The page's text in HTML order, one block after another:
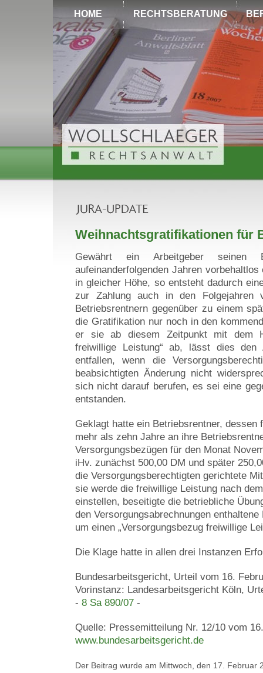
HOME RECHTSBERATUNG
Weihnachtsgratifikationen für
Gewährt ein Arbeitgeber seinen
aufeinanderfolgenden Jahren
in gleicher Höhe, so entsteht dadurch
zur Zahlung auch in den Folgejahren
Betriebsrentnern gegenüber zu einem
die Gratifikation nur noch in den
er sie ab diesem Zeitpunkt mit dem
freiwillige Leistung“ ab, lässt dies den
entfallen, wenn die
beabsichtigten Änderung nicht
sich nicht darauf berufen, es sei eine
entstanden.
Geklagt hatte ein Betriebsrentner, dessen
mehr als zehn Jahre an ihre
Versorgungsbezügen für den Monat
iHv. zunächst 500,00 DM und später
die Versorgungsberechtigten gerichtete
sie werde die freiwillige Leistung nach
einstellen, beseitigte die betriebliche
den Versorgungsabrechnungen
um einen „Versorgungsbezug freiwillige
Die Klage hatte in allen drei Instanzen
Bundesarbeitsgericht, Urteil vom 16.
Vorinstanz: Landesarbeitsgericht Köln,
- 8 Sa 890/07 -
Quelle: Pressemitteilung Nr. 12/10 vom
www.bundesarbeitsgericht.de
Der Beitrag wurde am Mittwoch, den 17. Februar